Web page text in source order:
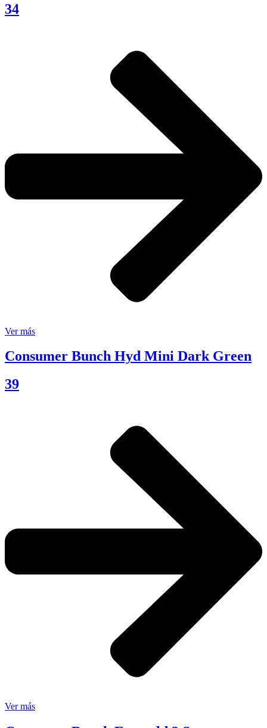
34
Ver más
Consumer Bunch Hyd Mini Dark Green
39
Ver más